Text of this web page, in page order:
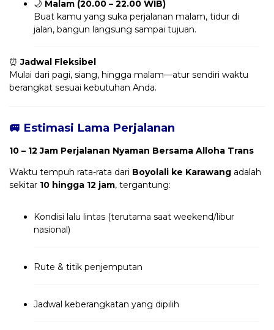
🌙 Malam (20.00 – 22.00 WIB)
Buat kamu yang suka perjalanan malam, tidur di
jalan, bangun langsung sampai tujuan.
⏰Jadwal Fleksibel
Mulai dari pagi, siang, hingga malam—atur sendiri waktu
berangkat sesuai kebutuhan Anda.
🚐 Estimasi Lama Perjalanan
10 – 12 Jam Perjalanan Nyaman Bersama Alloha Trans
Waktu tempuh rata-rata dari Boyolali ke Karawang adalah
sekitar 10 hingga 12 jam, tergantung:
Kondisi lalu lintas (terutama saat weekend/libur
nasional)
Rute & titik penjemputan
Jadwal keberangkatan yang dipilih